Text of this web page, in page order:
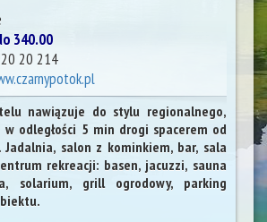
340.00
20 214
nawiązuje do stylu regionalnego,
w odległości 5 min drogi spacerem od
salon z kominkiem, bar, sala
rekreacji: basen, jacuzzi, sauna
solarium, grill ogrodowy, parking